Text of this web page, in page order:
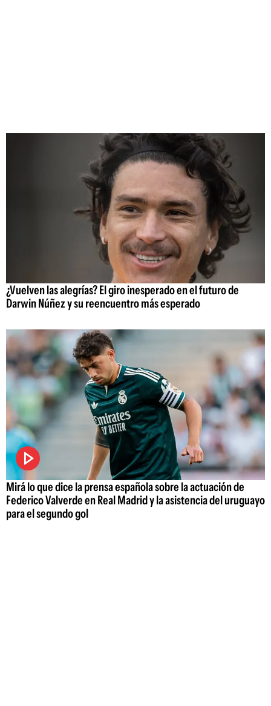
¿Vuelven las alegrías? El giro inesperado en el futuro de
Darwin Núñez y su reencuentro más esperado
Mirá lo que dice la prensa española sobre la actuación de
Federico Valverde en Real Madrid y la asistencia del uruguayo
para el segundo gol